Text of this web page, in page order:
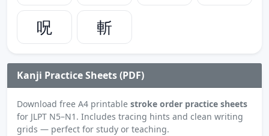
呪
斬
Kanji Practice Sheets (PDF)
Download free A4 printable stroke order practice sheets
for JLPT N5–N1. Includes tracing hints and clean writing
grids — perfect for study or teaching.